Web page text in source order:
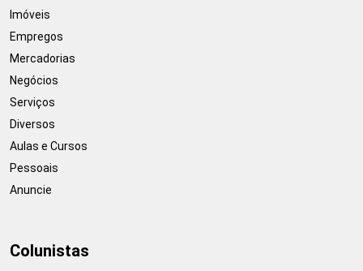
Imóveis
Empregos
Mercadorias
Negócios
Serviços
Diversos
Aulas e Cursos
Pessoais
Anuncie
Colunistas